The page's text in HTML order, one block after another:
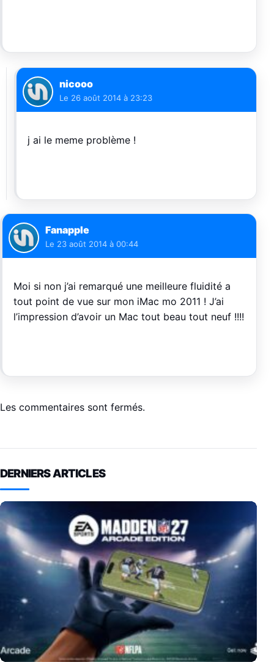
nicooo
Le 26 août 2014 à 23:23
j ai le meme problème !
Fanapple
Le 23 août 2014 à 00:44
Moi si non j’ai remarqué une meilleure fluidité a
tout point de vue sur mon iMac mo 2011 ! J’ai
l’impression d’avoir un Mac tout beau tout neuf !!!!
Les commentaires sont fermés.
DERNIERS ARTICLES